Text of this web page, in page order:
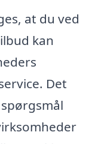
at du ved
kan
Det